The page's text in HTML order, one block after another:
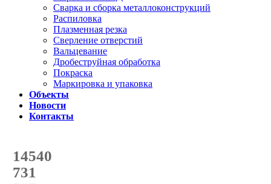
Сварка и сборка металлоконструкций
Распиловка
Плазменная резка
Сверление отверстий
Вальцевание
Дробеструйная обработка
Покраска
Маркировка и упаковка
Объекты
Новости
Контакты
14540
с начала года
731
с начала месяца